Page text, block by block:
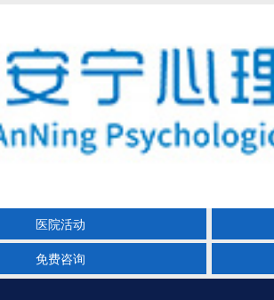
医院活动
免费咨询